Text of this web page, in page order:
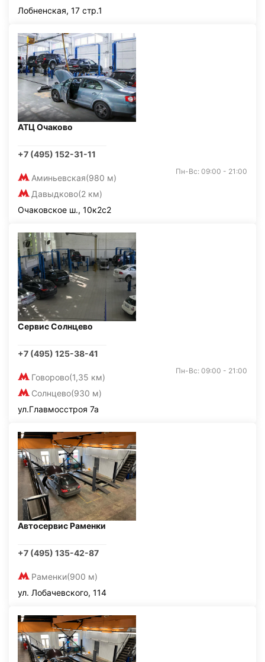
Лобненская, 17 стр.1
АТЦ Очаково
+7 (495) 152-31-11
Аминьевская(980 м)
Давыдково(2 км)
Пн-Вс: 09:00 - 21:00
Очаковское ш., 10к2с2
Сервис Солнцево
+7 (495) 125-38-41
Говорово(1,35 км)
Солнцево(930 м)
Пн-Вс: 09:00 - 21:00
ул.Главмосстроя 7а
Автосервис Раменки
+7 (495) 135-42-87
Раменки(900 м)
ул. Лобачевского, 114